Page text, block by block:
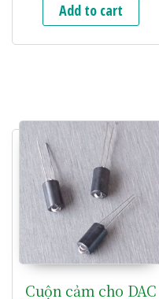
Add to cart
Cuộn cảm cho DAC